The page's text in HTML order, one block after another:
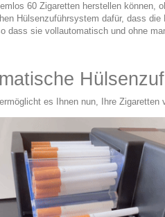
60 Zigaretten herstellen können,
Hülsenzuführsystem dafür, dass
sie vollautomatisch und ohne
es Ihnen nun, Ihre